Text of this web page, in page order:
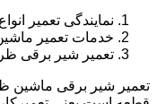
نمایندگی تعمیر
خدمات تعمیر
تعمیر شیر برقی
تعمیر شیر برقی ماشین